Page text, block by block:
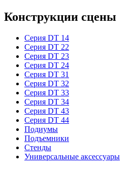
Конструкции сцены
Серия DT 14
Серия DT 22
Серия DT 23
Серия DT 24
Серия DT 31
Серия DT 32
Серия DT 33
Серия DT 34
Серия DT 43
Серия DT 44
Подиумы
Подъемники
Стенды
Универсальные аксессуары